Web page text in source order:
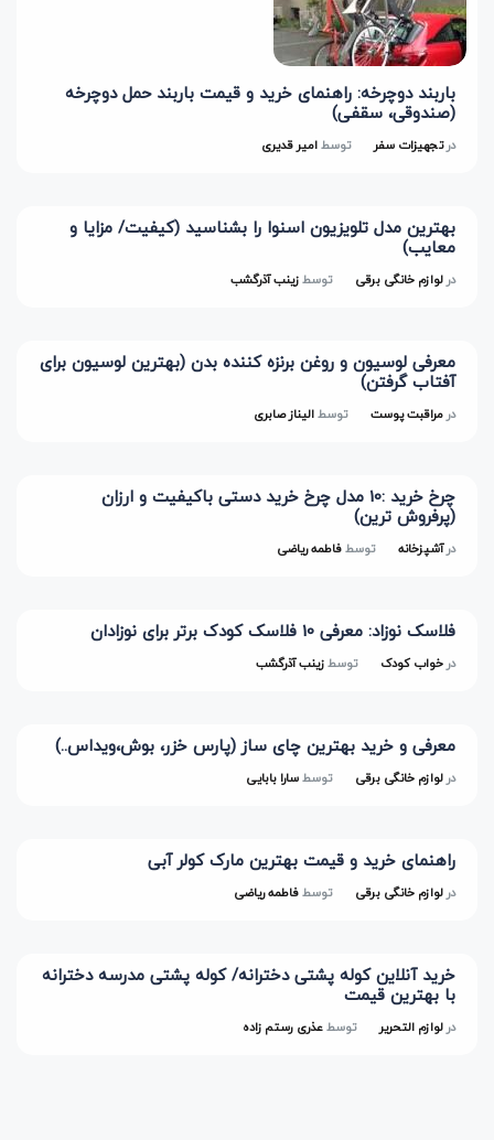
باربند دوچرخه: راهنمای خرید و قیمت باربند حمل دوچرخه
(صندوقی، سقفی)
درتجهیزات سفر توسطامیر قدیری
بهترین مدل تلویزیون اسنوا را بشناسید (کیفیت/ مزایا و
معایب)
درلوازم خانگی برقی توسطزینب آذرگشب
معرفی لوسیون و روغن برنزه کننده بدن (بهترین لوسیون برای
آفتاب گرفتن)
درمراقبت پوست توسطالیناز صابری
چرخ خرید :10 مدل چرخ خرید دستی باکیفیت و ارزان
(پرفروش ترین)
درآشپزخانه توسطفاطمه ریاضی
فلاسک نوزاد: معرفی 10 فلاسک کودک برتر برای نوزادان
درخواب کودک توسطزینب آذرگشب
معرفی و خرید بهترین چای ساز (پارس خزر، بوش،ویداس..)
درلوازم خانگی برقی توسطسارا بابایی
راهنمای خرید و قیمت بهترین مارک کولر آبی
درلوازم خانگی برقی توسطفاطمه ریاضی
خرید آنلاین کوله پشتی دخترانه/ کوله پشتی مدرسه دخترانه
با بهترین قیمت
درلوازم التحریر توسطعذری رستم زاده